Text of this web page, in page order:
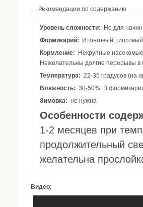
Рекомендации по содержанию
Уровень сложности:
Не для
Формикарий:
Итонговый,
Кормление:
Нежелательны долгие перерывы
Температура: 22-35 градусов (на
Влажность: 30-50%. В
Зимовка: не нужна
Особенности
1-2 месяцев при
продолжительный
желательна
Видео: